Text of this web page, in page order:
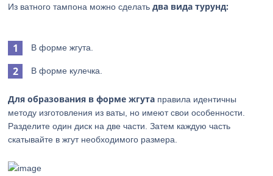
Из ватного тампона можно сделатьдва вида турунд:
В форме жгута.
В форме кулечка.
Для образования в форме жгута правила идентичны
методу изготовления из ваты, но имеют свои особенности.
Разделите один диск на две части. Затем каждую часть
скатывайте в жгут необходимого размера.